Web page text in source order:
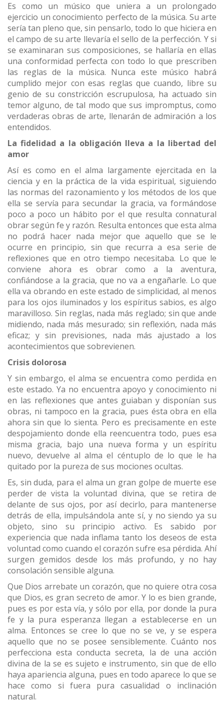
Es como un músico que uniera a un prolongado
ejercicio un conocimiento perfecto de la música. Su arte
sería tan pleno que, sin pensarlo, todo lo que hiciera en
el campo de su arte llevaría el sello de la perfección. Y si
se examinaran sus composiciones, se hallaría en ellas
una conformidad perfecta con todo lo que prescriben
las reglas de la música. Nunca este músico habrá
cumplido mejor con esas reglas que cuando, libre su
genio de su constricción escrupulosa, ha actuado sin
temor alguno, de tal modo que sus impromptus, como
verdaderas obras de arte, llenarán de admiración a los
entendidos.
La fidelidad a la obligación lleva a la libertad del
amor
Así es como en el alma largamente ejercitada en la
ciencia y en la práctica de la vida espiritual, siguiendo
las normas del razonamiento y los métodos de los que
ella se servía para secundar la gracia, va formándose
poco a poco un hábito por el que resulta connatural
obrar según fe y razón. Resulta entonces que esta alma
no podrá hacer nada mejor que aquello que se le
ocurre en principio, sin que recurra a esa serie de
reflexiones que en otro tiempo necesitaba. Lo que le
conviene ahora es obrar como a la aventura,
confiándose a la gracia, que no va a engañarle. Lo que
ella va obrando en este estado de simplicidad, al menos
para los ojos iluminados y los espíritus sabios, es algo
maravilloso. Sin reglas, nada más reglado; sin que ande
midiendo, nada más mesurado; sin reflexión, nada más
eficaz; y sin previsiones, nada más ajustado a los
acontecimientos que sobrevienen.
Crisis dolorosa
Y sin embargo, el alma se encuentra como perdida en
este estado. Ya no encuentra apoyo y conocimiento ni
en las reflexiones que antes guiaban y disponían sus
obras, ni tampoco en la gracia, pues ésta obra en ella
ahora sin que lo sienta. Pero es precisamente en este
despojamiento donde ella reencuentra todo, pues esa
misma gracia, bajo una nueva forma y un espíritu
nuevo, devuelve al alma el céntuplo de lo que le ha
quitado por la pureza de sus mociones ocultas.
Es, sin duda, para el alma un gran golpe de muerte ese
perder de vista la voluntad divina, que se retira de
delante de sus ojos, por así decirlo, para mantenerse
detrás de ella, impulsándola ante sí, y no siendo ya su
objeto, sino su principio activo. Es sabido por
experiencia que nada inflama tanto los deseos de esta
voluntad como cuando el corazón sufre esa pérdida. Ahí
surgen gemidos desde los más profundo, y no hay
consolación sensible alguna.
Que Dios arrebate un corazón, que no quiere otra cosa
que Dios, es gran secreto de amor. Y lo es bien grande,
pues es por esta vía, y sólo por ella, por donde la pura
fe y la pura esperanza llegan a establecerse en un
alma. Entonces se cree lo que no se ve, y se espera
aquello que no se posee sensiblemente. Cuánto nos
perfecciona esta conducta secreta, la de una acción
divina de la se es sujeto e instrumento, sin que de ello
haya apariencia alguna, pues en todo aparece lo que se
hace como si fuera pura casualidad o inclinación
natural.